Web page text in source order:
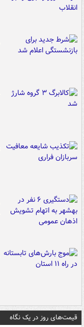
قیمت‌های روز در یک نگاه